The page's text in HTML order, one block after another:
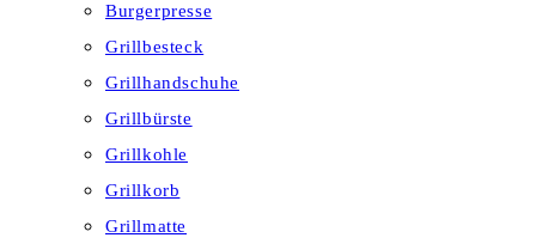
Burgerpresse
Grillbesteck
Grillhandschuhe
Grillbürste
Grillkohle
Grillkorb
Grillmatte